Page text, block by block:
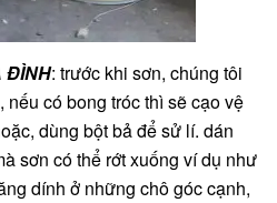
ĐÌNH: trước khi sơn, chúng tôi
nếu có bong tróc thì sẽ cạo vệ
dùng bột bả để sử lí. dán
sơn có thể rớt xuống ví dụ như
dính ở những chô góc cạnh,